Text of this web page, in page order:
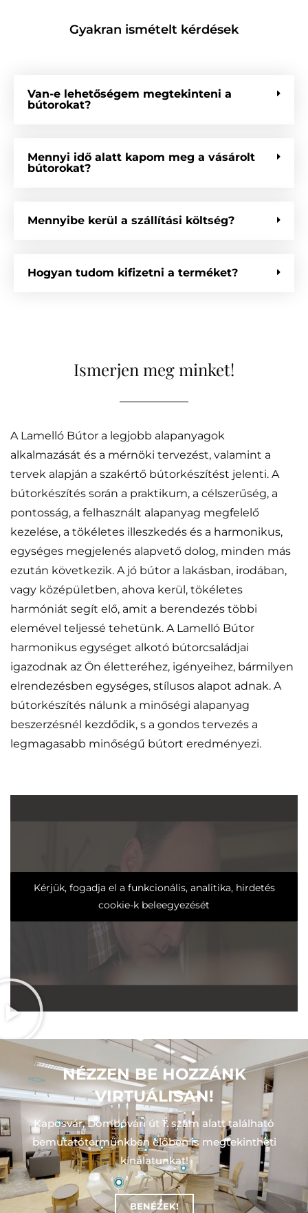
Gyakran ismételt kérdések
Van-e lehetőségem megtekinteni a
bútorokat?
Mennyi idő alatt kapom meg a vásárolt
bútorokat?
Mennyibe kerül a szállítási költség?
Hogyan tudom kifizetni a terméket?
Ismerjen meg minket!
A Lamelló Bútor a legjobb alapanyagok
alkalmazását és a mérnöki tervezést, valamint a
tervek alapján a szakértő bútorkészítést jelenti. A
bútorkészítés során a praktikum, a célszerűség, a
pontosság, a felhasznált alapanyag megfelelő
kezelése, a tökéletes illeszkedés és a harmonikus,
egységes megjelenés alapvető dolog, minden más
ezután következik. A jó bútor a lakásban, irodában,
vagy középületben, ahova kerül, tökéletes
harmóniát segít elő, amit a berendezés többi
elemével teljessé tehetünk. A Lamelló Bútor
harmonikus egységet alkotó bútorcsaládjai
igazodnak az Ön életteréhez, igényeihez, bármilyen
elrendezésben egységes, stílusos alapot adnak. A
bútorkészítés nálunk a minőségi alapanyag
beszerzésnél kezdődik, s a gondos tervezés a
legmagasabb minőségű bútort eredményezi.
Kérjük, fogadja el a funkcionális, analitika, hirdetés
cookie-k beleegyezését
NÉZZEN BE HOZZÁNK
VIRTUÁLISAN!
Kaposvár, Dombóvári út 1. szám alatt található
bemutatótermünkben előben is megtekintheti
kínálatunkat!
BENÉZEK!